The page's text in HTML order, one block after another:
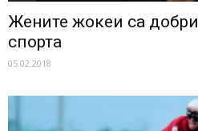
Жените жокеи са
спорта
05.02.2018